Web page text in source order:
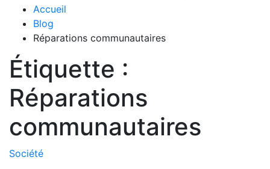
Accueil
Blog
Réparations communautaires
Étiquette :
Réparations
communautaires
Société